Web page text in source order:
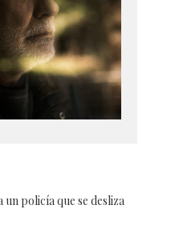
policía que se desliza